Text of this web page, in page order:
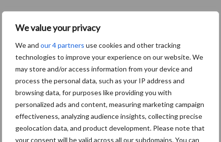
We value your privacy
We and our 4 partners use cookies and other tracking
technologies to improve your experience on our website. We
may store and/or access information from your device and
process the personal data, such as your IP address and
browsing data, for purposes like providing you with
personalized ads and content, measuring marketing campaign
effectiveness, analyzing audience insights, collecting precise
geolocation data, and product development. Please note that
your consent will be valid across all our subdomains. You can
aanvraag binnen drie maanden na het ondertekenen van de
koopovereenkomst indient. Wilt u in aanmerking komen voor
aftrek onder de voorwaarden die gelden voor 2022, dan moet de
koopovereenkomst van het bedrijfsmiddel ook in dat jaar
gesloten zijn.
Bron:Subsidiefocus
Aanbevolen voor jou!